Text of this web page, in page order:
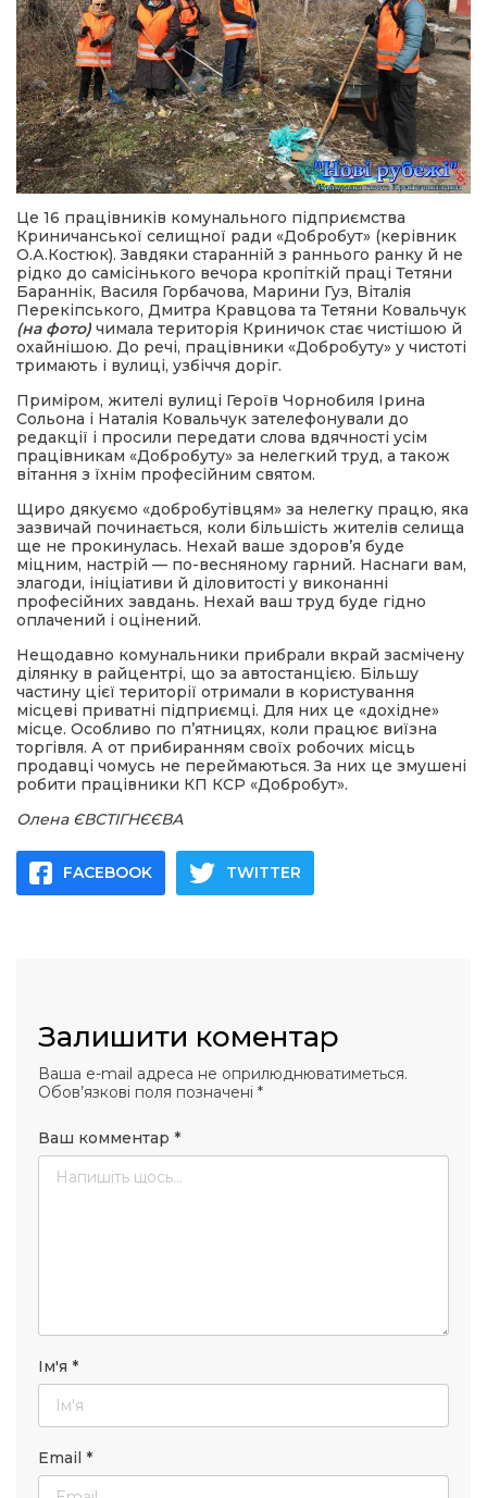
Це 16 працівників комунального підприємства
Криничанської селищної ради «Добробут» (керівник
О.А.Костюк). Завдяки старанній з раннього ранку й не
рідко до самісінького вечора кропіткій праці Тетяни
Бараннік, Василя Горбачова, Марини Гуз, Віталія
Перекіпського, Дмитра Кравцова та Тетяни Ковальчук
(на фото) чимала територія Криничок стає чистішою й
охайнішою. До речі, працівники «Добробуту» у чистоті
тримають і вулиці, узбіччя доріг.
Приміром, жителі вулиці Героїв Чорнобиля Ірина
Сольона і Наталія Ковальчук зателефонували до
редакції і просили передати слова вдячності усім
працівникам «Добробуту» за нелегкий труд, а також
вітання з їхнім професійним святом.
Щиро дякуємо «добробутівцям» за нелегку працю, яка
зазвичай починається, коли більшість жителів селища
ще не прокинулась. Нехай ваше здоров’я буде
міцним, настрій — по-весняному гарний. Наснаги вам,
злагоди, ініціативи й діловитості у виконанні
професійних завдань. Нехай ваш труд буде гідно
оплачений і оцінений.
Нещодавно комунальники прибрали вкрай засмічену
ділянку в райцентрі, що за автостанцією. Більшу
частину цієї території отримали в користування
місцеві приватні підприємці. Для них це «дохідне»
місце. Особливо по п’ятницях, коли працює виїзна
торгівля. А от прибиранням своїх робочих місць
продавці чомусь не переймаються. За них це змушені
робити працівники КП КСР «Добробут».
Олена ЄВСТІГНЄЄВА
FACEBOOK TWITTER
Залишити коментар
Ваша e-mail адреса не оприлюднюватиметься.
Обов’язкові поля позначені *
Ваш комментар *
Ім'я *
Email *